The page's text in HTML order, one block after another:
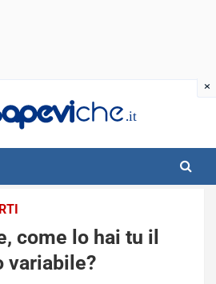
come lo hai tu il
variabile?